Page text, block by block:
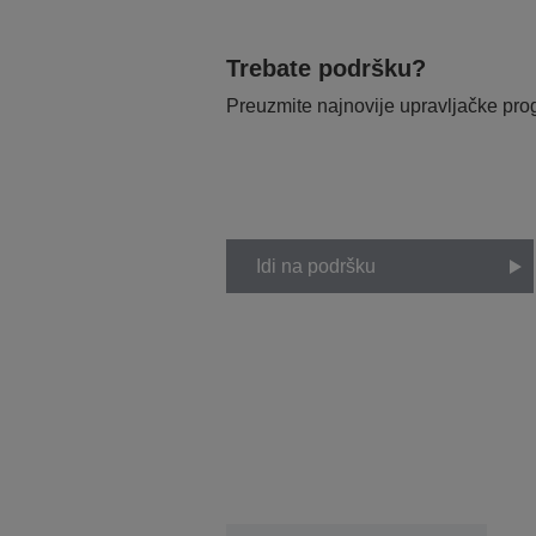
Trebate podršku?
Preuzmite najnovije upravljačke
Idi na podršku